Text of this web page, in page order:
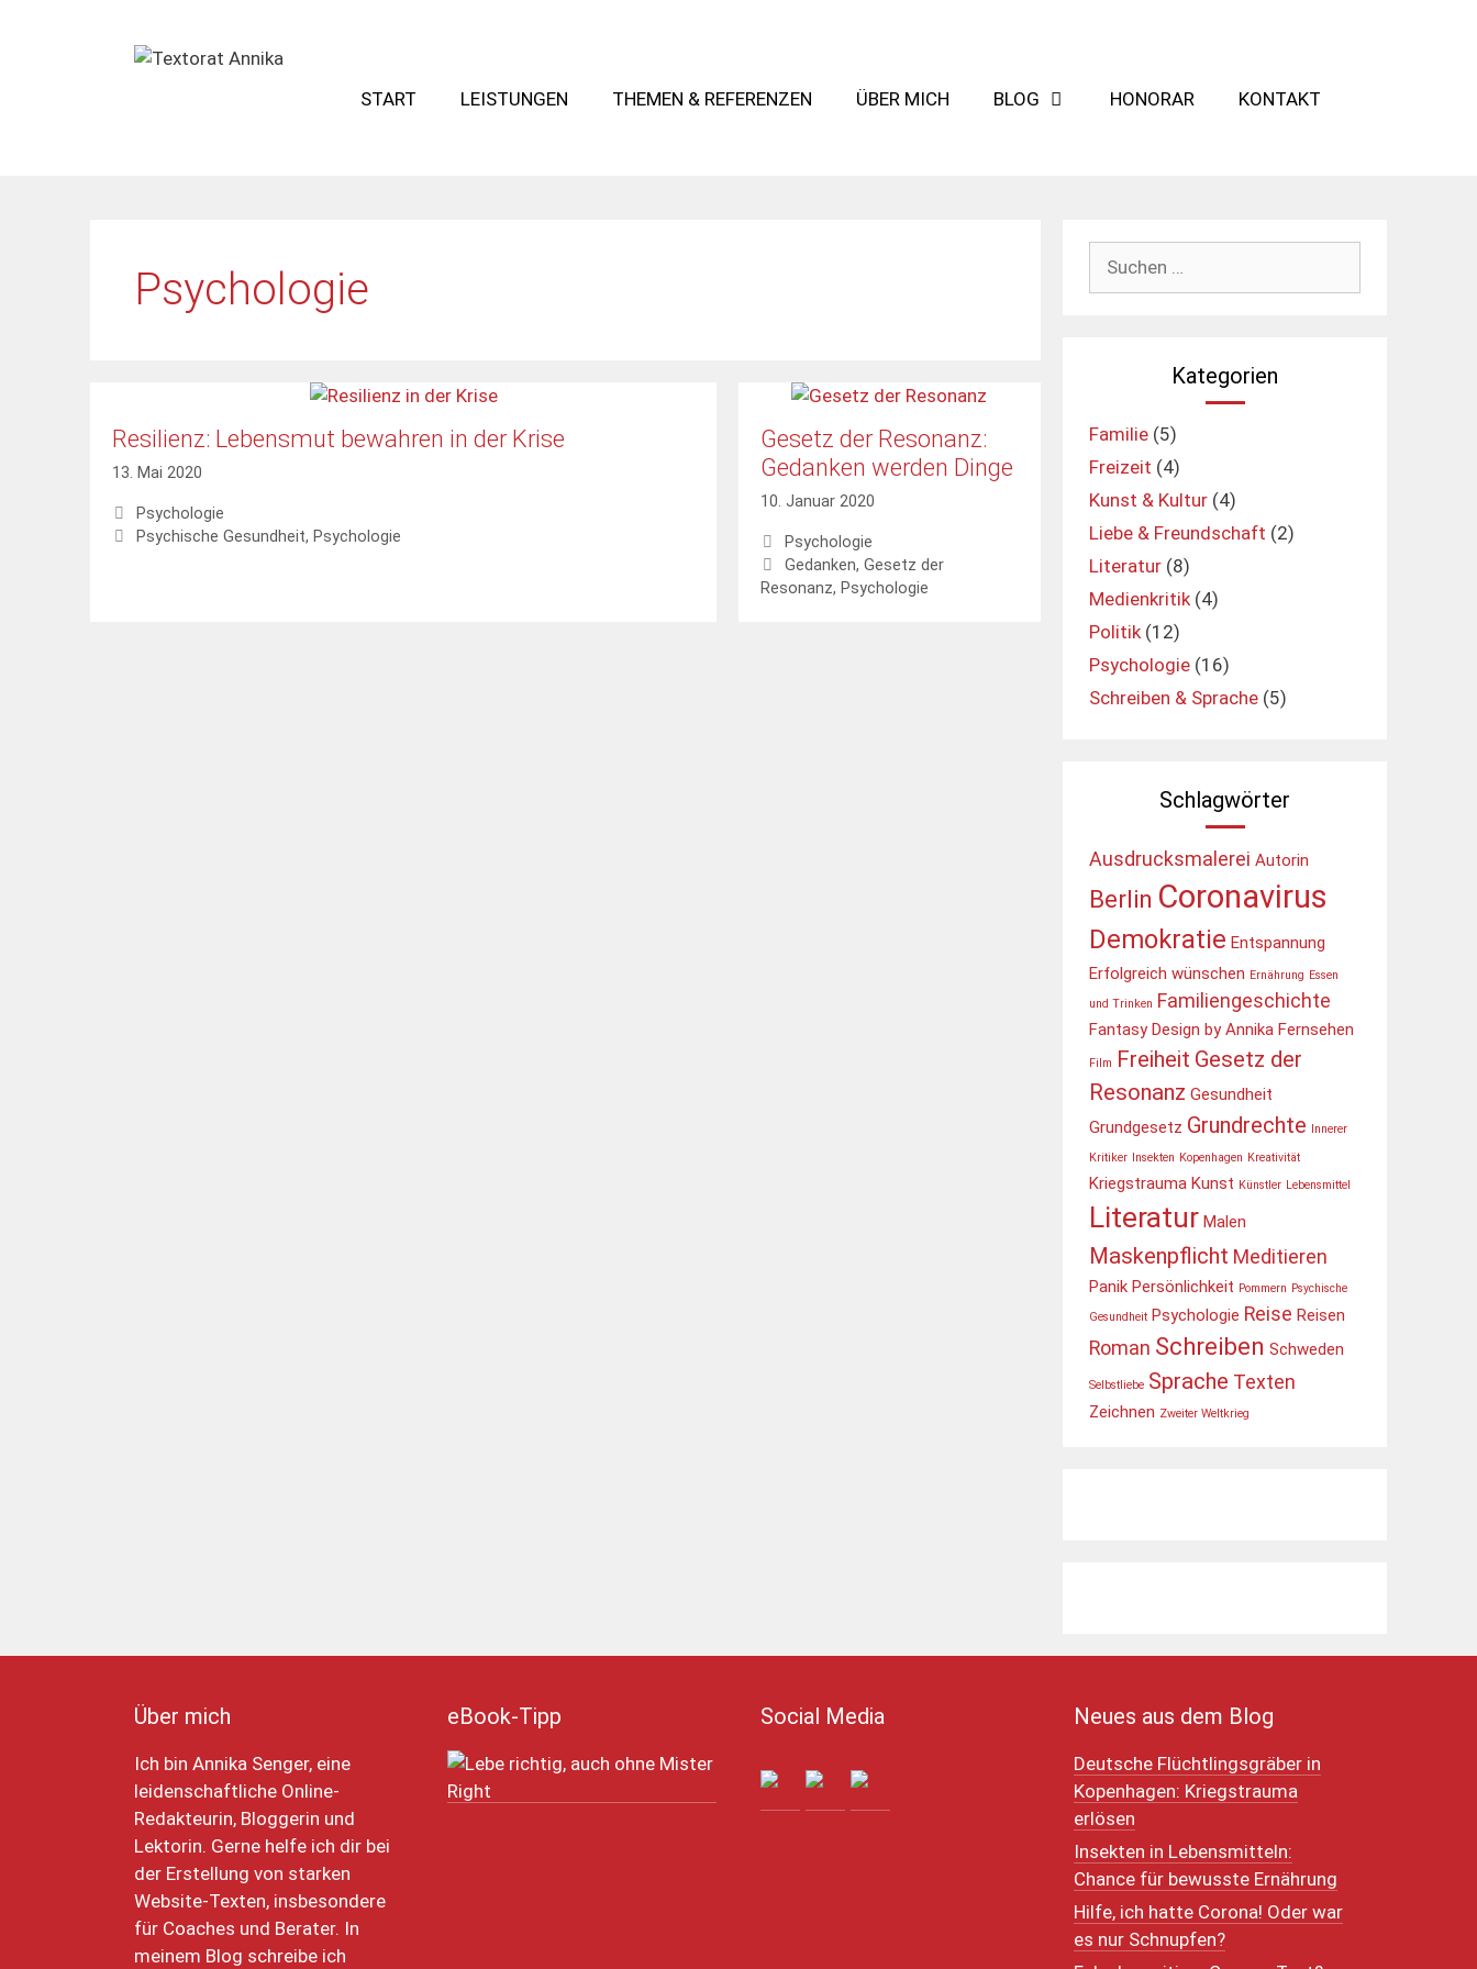
START
LEISTUNGEN THEMEN & REFERENZEN ÜBER MICH BLOG HONORAR KONTAKT
Psychologie
Resilienz: Lebensmut bewahren in der Krise
13. Mai 2020
Kategorien
Psychologie
Schlagwörter
Psychische Gesundheit, Psychologie
Gesetz der Resonanz:
Gedanken werden Dinge
10. Januar 2020
Kategorien
Psychologie
Schlagwörter
Gedanken, Gesetz der
Resonanz, Psychologie
Kategorien
Familie (5)
Freizeit (4)
Kunst & Kultur (4)
Liebe & Freundschaft (2)
Literatur (8)
Medienkritik(4)
Politik(12)
Psychologie (16)
Schreiben & Sprache (5)
Schlagwörter
Ausdrucksmalerei Autorin
Berlin Coronavirus
Demokratie Entspannung
Erfolgreich wünschen Ernährung Essen
und Trinken Familiengeschichte
Fantasy Design by Annika Fernsehen
Film Freiheit Gesetz der
Resonanz Gesundheit
Grundgesetz Grundrechte Innerer
Kritiker Insekten Kopenhagen Kreativität
Kriegstrauma Kunst Künstler Lebensmittel
Literatur Malen
Maskenpflicht Meditieren
Panik Persönlichkeit Pommern Psychische
Gesundheit Psychologie Reise Reisen
Roman Schreiben Schweden
Selbstliebe Sprache Texten
Zeichnen Zweiter Weltkrieg
Über mich
Ich bin Annika Senger, eine
leidenschaftliche Online-
Redakteurin, Bloggerin und
Lektorin. Gerne helfe ich dir bei
der Erstellung von starken
Website-Texten, insbesondere
für Coaches und Berater. In
meinem Blog schreibe ich
eBook-Tipp Social Media Neues aus dem Blog
Deutsche Flüchtlingsgräber in
Kopenhagen: Kriegstrauma
erlösen
Insekten in Lebensmitteln:
Chance für bewusste Ernährung
Hilfe, ich hatte Corona! Oder war
es nur Schnupfen?